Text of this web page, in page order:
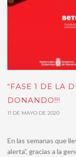
“FASE 1 DE LA
DONANDO!!!
11 DE MAYO DE 2020
En las semanas que
alerta”, gracias a la